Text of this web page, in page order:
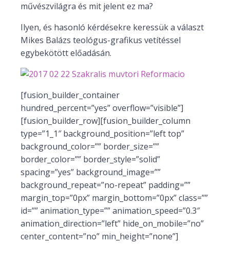
művészvilágra és mit jelent ez ma?
Ilyen, és hasonló kérdésekre keressük a választ
Mikes Balázs teológus-grafikus vetítéssel
egybekötött előadásán.
[fusion_builder_container
hundred_percent=”yes” overflow=”visible”]
[fusion_builder_row][fusion_builder_column
type=”1_1″ background_position=”left top”
background_color=”” border_size=””
border_color=”” border_style=”solid”
spacing=”yes” background_image=””
background_repeat=”no-repeat” padding=””
margin_top=”0px” margin_bottom=”0px” class=””
id=”” animation_type=”” animation_speed=”0.3″
animation_direction=”left” hide_on_mobile=”no”
center_content=”no” min_height=”none”]